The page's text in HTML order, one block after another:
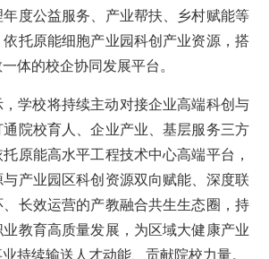
度公益服务、产业帮扶、乡村赋能等
托原能细胞产业园科创产业资源，搭
体的校企协同发展平台。
学校将持续主动对接企业高端科创与
院校育人、企业产业、基层服务三方
原能高水平工程技术中心高端平台，
产业园区科创资源双向赋能、深度联
长效运营的产教融合共生生态圈，持
教育高质量发展，为区域大健康产业
持续输送人才动能、贡献院校力量。